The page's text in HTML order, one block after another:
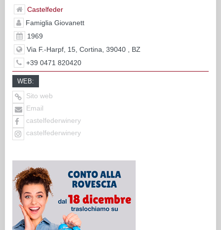
Castelfeder
Famiglia Giovanett
1969
Via F.-Harpf, 15, Cortina, 39040 , BZ
+39 0471 820420
WEB:
Sito web
Email
castelfederwinery
castelfederwinery